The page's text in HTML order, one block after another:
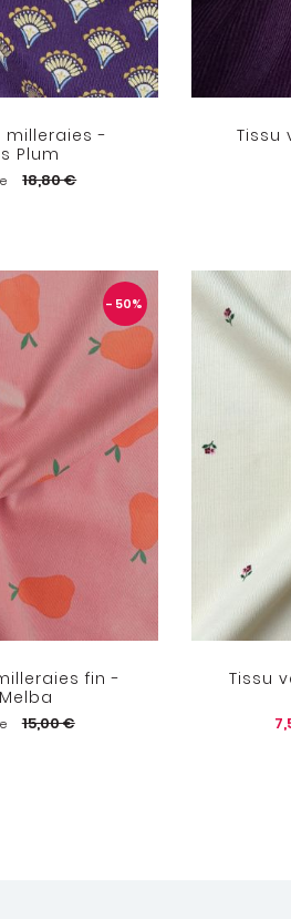
milleraies -
Plum
18,80 €
Tissu
- 50%
fin -
15,00 €
Tissu